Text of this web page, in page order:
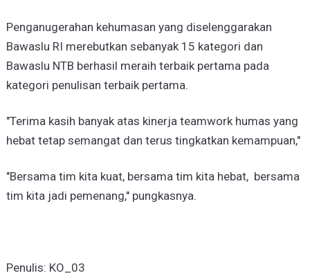
Penganugerahan kehumasan yang diselenggarakan
Bawaslu RI merebutkan sebanyak 15 kategori dan
Bawaslu NTB berhasil meraih terbaik pertama pada
kategori penulisan terbaik pertama.
"Terima kasih banyak atas kinerja teamwork humas yang
hebat tetap semangat dan terus tingkatkan kemampuan,"
"Bersama tim kita kuat, bersama tim kita hebat, bersama
tim kita jadi pemenang," pungkasnya.
Penulis: KO_03